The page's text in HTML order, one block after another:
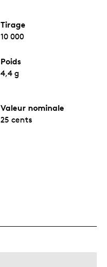
Tirage
10 000
Poids
4,4 g
Valeur nominale
25 cents